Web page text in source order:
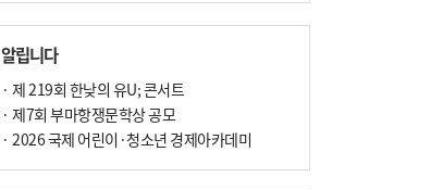
알립니다
· 제 219회 한낮의 유U; 콘서트
· 제7회 부마항쟁문학상 공모
· 2026 국제 어린이·청소년 경제아카데미